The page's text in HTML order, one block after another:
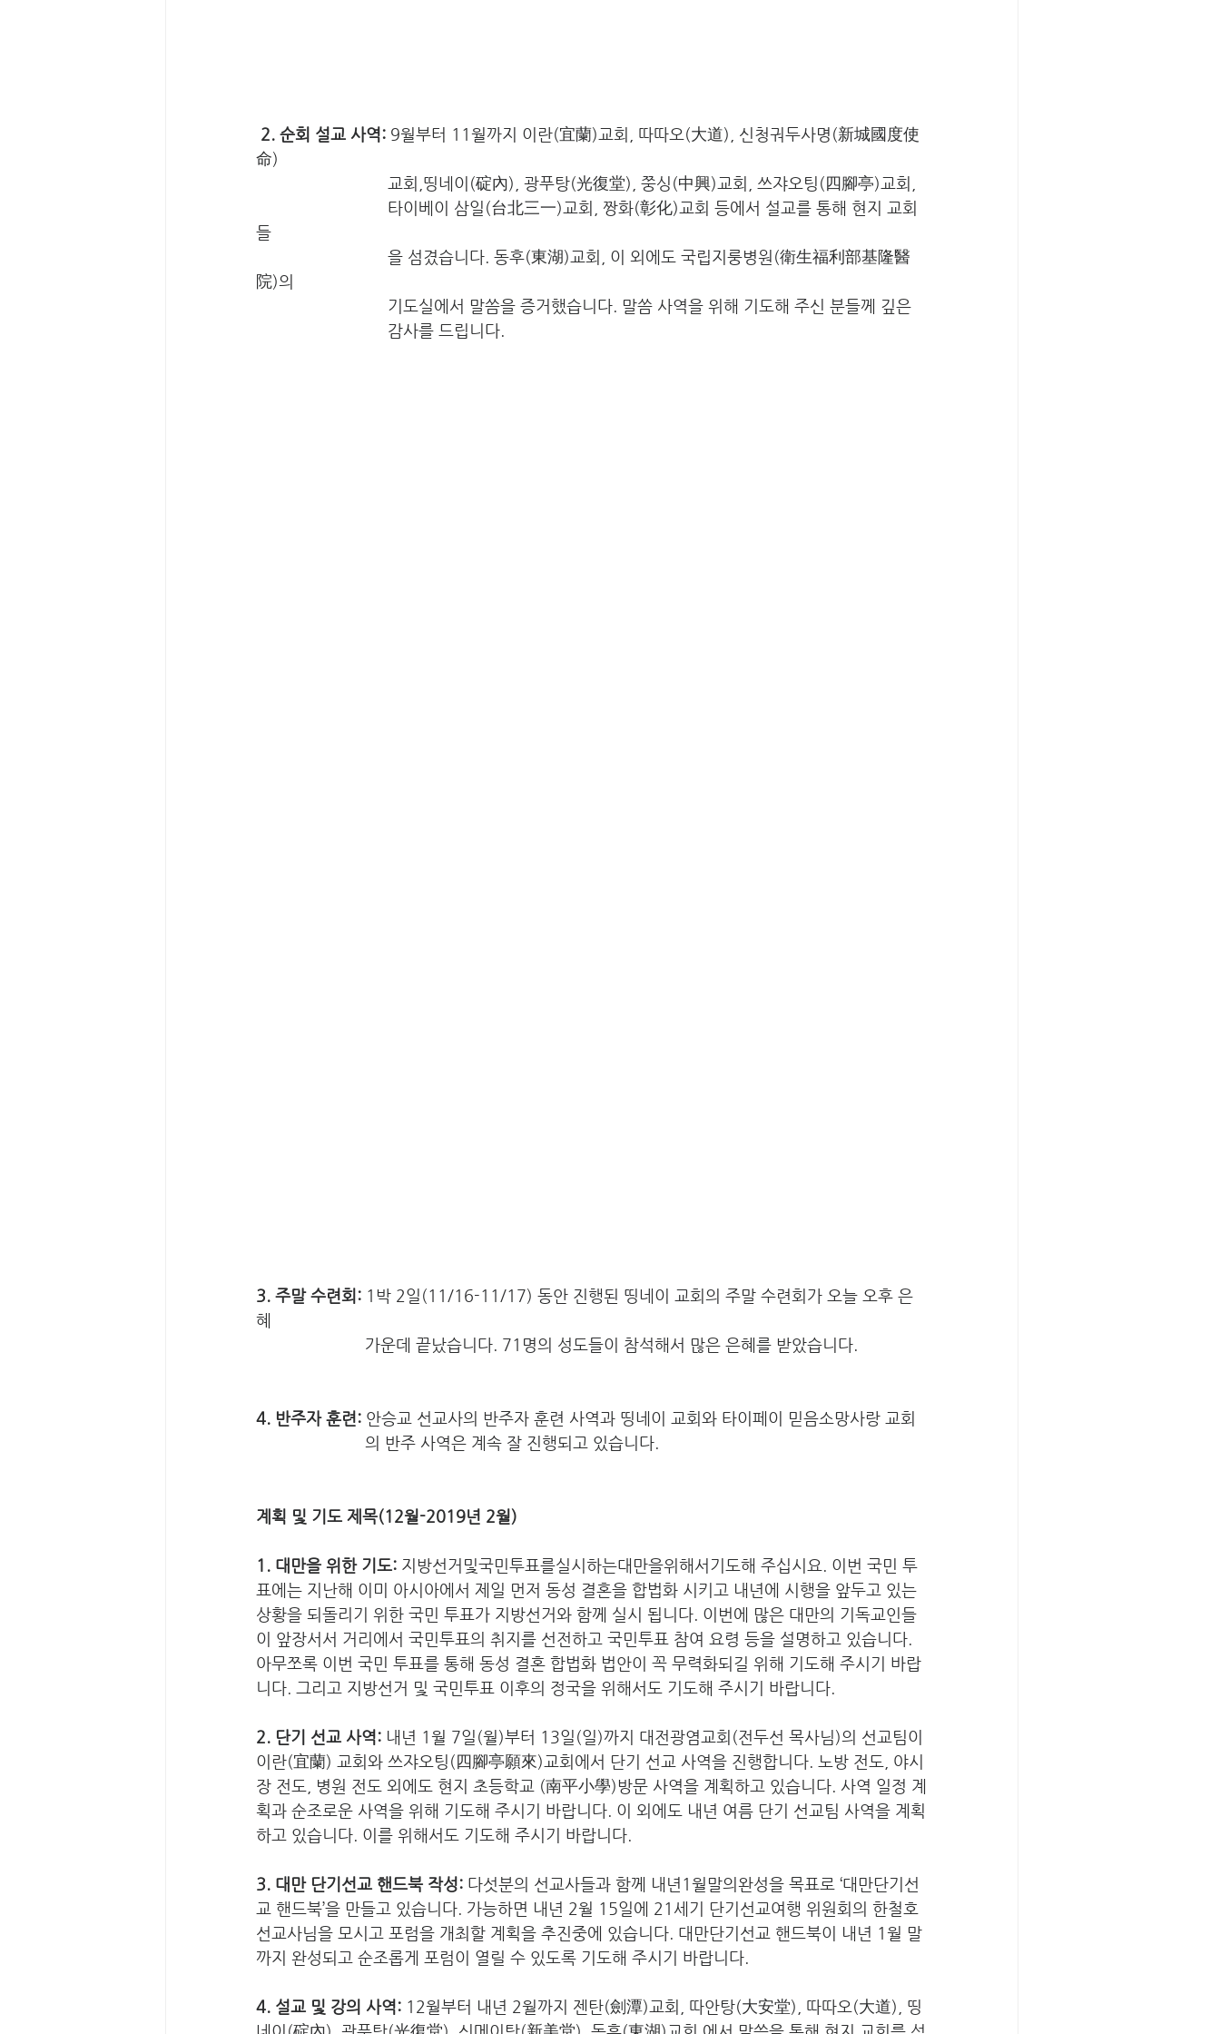
2. 순회 설교 사역: 9월부터 11월까지 이란(宜蘭)교회, 따따오(大道), 신청궈두사명(新城國度使
命)
                             교회,띵네이(碇內), 광푸탕(光復堂), 쭝싱(中興)교회, 쓰쟈오팅(四腳亭)교회,
들
院)의
                             기도실에서 말씀을 증거했습니다. 말씀 사역을 위해 기도해 주신 분들께 깊은
                             감사를 드립니다.
3. 주말 수련회: 1박 2일(11/16-11/17) 동안 진행된 띵네이 교회의 주말 수련회가 오늘 오후 은
혜
                        가운데 끝났습니다. 71명의 성도들이 참석해서 많은 은혜를 받았습니다.
4. 반주자 훈련: 안승교 선교사의 반주자 훈련 사역과 띵네이 교회와 타이페이 믿음소망사랑 교회
                        의 반주 사역은 계속 잘 진행되고 있습니다.
계획 및 기도 제목(12월-2019년 2월)
1. 대만을 위한 기도: 지방선거및국민투표를실시하는대만을위해서기도해 주십시요. 이번 국민 투
표에는 지난해 이미 아시아에서 제일 먼저 동성 결혼을 합법화 시키고 내년에 시행을 앞두고 있는
상황을 되돌리기 위한 국민 투표가 지방선거와 함께 실시 됩니다. 이번에 많은 대만의 기독교인들
이 앞장서서 거리에서 국민투표의 취지를 선전하고 국민투표 참여 요령 등을 설명하고 있습니다.
아무쪼록 이번 국민 투표를 통해 동성 결혼 합법화 법안이 꼭 무력화되길 위해 기도해 주시기 바랍
니다. 그리고 지방선거 및 국민투표 이후의 정국을 위해서도 기도해 주시기 바랍니다.
2. 단기 선교 사역: 내년 1월 7일(월)부터 13일(일)까지 대전광염교회(전두선 목사님)의 선교팀이
이란(宜蘭) 교회와 쓰쟈오팅(四腳亭願來)교회에서 단기 선교 사역을 진행합니다. 노방 전도, 야시
장 전도, 병원 전도 외에도 현지 초등학교 (南平小學)방문 사역을 계획하고 있습니다. 사역 일정 계
획과 순조로운 사역을 위해 기도해 주시기 바랍니다. 이 외에도 내년 여름 단기 선교팀 사역을 계획
하고 있습니다. 이를 위해서도 기도해 주시기 바랍니다.
3. 대만 단기선교 핸드북 작성: 다섯분의 선교사들과 함께 내년1월말의완성을 목표로 ‘대만단기선
교 핸드북’을 만들고 있습니다. 가능하면 내년 2월 15일에 21세기 단기선교여행 위원회의 한철호
선교사님을 모시고 포럼을 개최할 계획을 추진중에 있습니다. 대만단기선교 핸드북이 내년 1월 말
까지 완성되고 순조롭게 포럼이 열릴 수 있도록 기도해 주시기 바랍니다.
4. 설교 및 강의 사역: 12월부터 내년 2월까지 젠탄(劍潭)교회, 따안탕(大安堂), 따따오(大道), 띵